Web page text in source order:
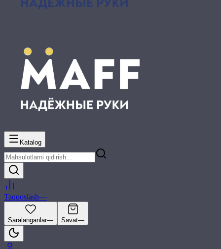
Katalog
Taqqoslash—
Saralanganlar— Savat—